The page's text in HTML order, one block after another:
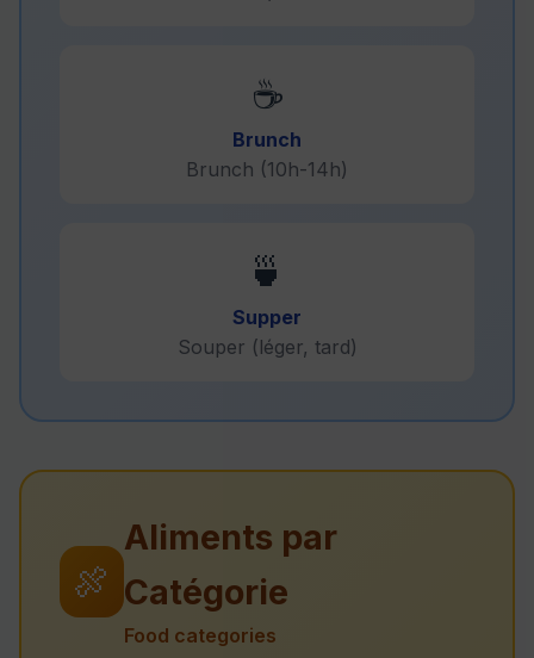
☕
Brunch
Brunch (10h-14h)
🍵
Supper
Souper (léger, tard)
🍖
Aliments par
Catégorie
Food categories